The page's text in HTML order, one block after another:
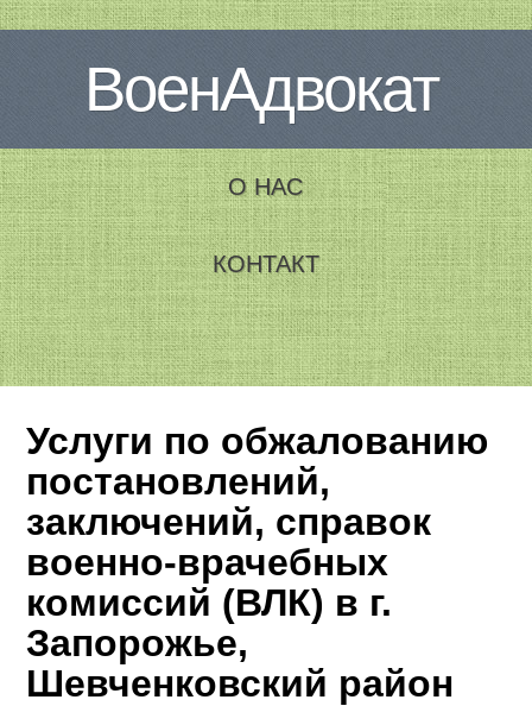
ВоенАдвокат
О НАС
КОНТАКТ
Услуги по обжалованию
постановлений,
заключений, справок
военно-врачебных
комиссий (ВЛК) в г.
Запорожье,
Шевченковский район